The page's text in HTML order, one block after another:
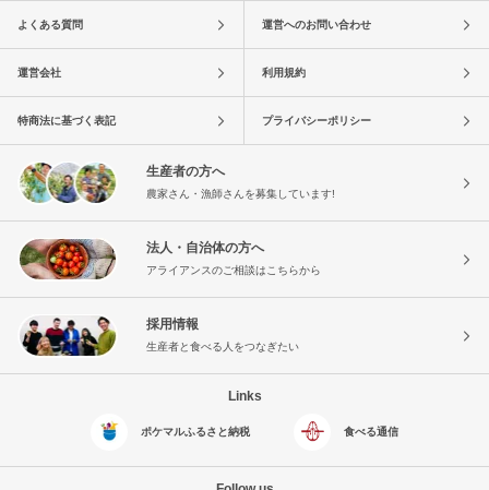
よくある質問 運営へのお問い合わせ
運営会社 利用規約
特商法に基づく表記 プライバシーポリシー
生産者の方へ
農家さん・漁師さんを募集しています!
法人・自治体の方へ
アライアンスのご相談はこちらから
採用情報
生産者と食べる人をつなぎたい
Links
ポケマルふるさと納税 食べる通信